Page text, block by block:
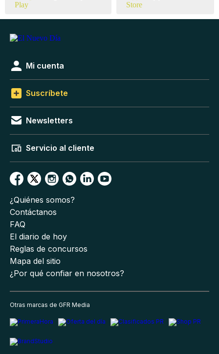
Mi cuenta
Suscríbete
Newsletters
Servicio al cliente
¿Quiénes somos?
Contáctanos
FAQ
El diario de hoy
Reglas de concursos
Mapa del sitio
¿Por qué confiar en nosotros?
Otras marcas de GFR Media